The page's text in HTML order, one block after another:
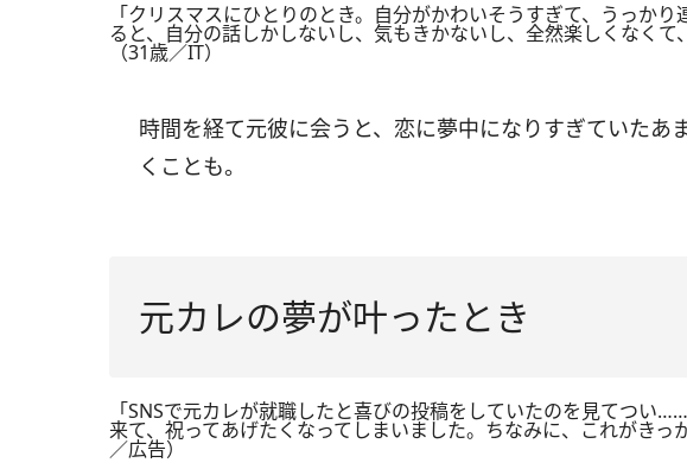
「クリスマスにひとりのとき。自分がかわいそうすぎて、うっか
ると、自分の話しかしないし、気もきかないし、全然楽しくなくて
（31歳／IT）
時間を経て元彼に会うと、恋に夢中になりすぎていたあ
くことも。
元カレの夢が叶ったとき
「SNSで元カレが就職したと喜びの投稿をしていたのを見てつい
来て、祝ってあげたくなってしまいました。ちなみに、これがき
／広告）